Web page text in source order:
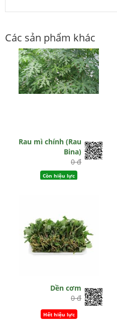
Các sản phẩm khác
Rau mì chính (Rau
Bina)
0 đ
Còn hiệu lực
Dền cơm
0 đ
Hết hiệu lực